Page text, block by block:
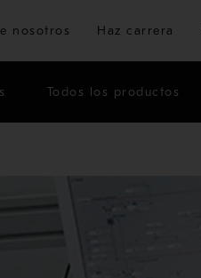
Ir al contenido principal
nosotros Haz carrera
Todos los productos